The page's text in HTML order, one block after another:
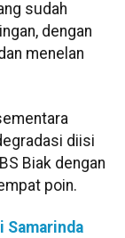
sudah
dengan
menelan
diisi
Biak dengan
poin.
Samarinda